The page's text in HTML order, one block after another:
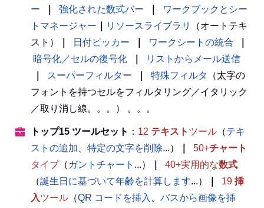
ー
強化された数式バー
ワークブックとシー
トマネージャー
リソースライブラリ
（オートテキ
スト）
日付ピッカー ワークシートの統合
暗号化／セルの復号化
リストからメール送信
スーパーフィルター 特殊フィルタ
（太字の
フォントを持つセルをフィルタリング／イタリック
／取り消し線。。。） 。。。
トップ15 ツールセット ： 12 テキスト ツール （テキ
ストの追加
特定の文字を削除...） 50+チャート
タイプ（ ガントチャート ...） 40+実用的な数式
（誕生日に基づいて年齢を計算します...） 19 挿
入ツール （QR コードを挿入
パスから画像を挿